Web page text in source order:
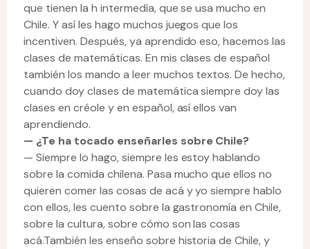
que tienen la h intermedia, que se usa mucho en
Chile. Y así les hago muchos juegos que los
incentiven. Después, ya aprendido eso, hacemos las
clases de matemáticas. En mis clases de español
también los mando a leer muchos textos. De hecho,
cuando doy clases de matemática siempre doy las
clases en créole y en español, así ellos van
aprendiendo.
— ¿Te ha tocado enseñarles sobre Chile?
— Siempre lo hago, siempre les estoy hablando
sobre la comida chilena. Pasa mucho que ellos no
quieren comer las cosas de acá y yo siempre hablo
con ellos, les cuento sobre la gastronomía en Chile,
sobre la cultura, sobre cómo son las cosas
acá.También les enseño sobre historia de Chile, y